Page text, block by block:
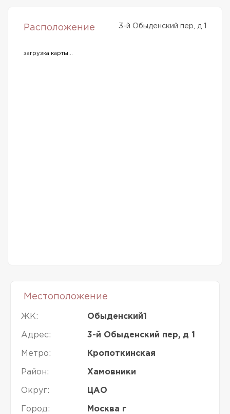
Расположение 3-й Обыденский пер, д 1
загрузка карты...
Местоположение
ЖК: Обыденский1
Адрес: 3-й Обыденский пер, д 1
Метро: Кропоткинская
Район: Хамовники
Округ: ЦАО
Город: Москва г